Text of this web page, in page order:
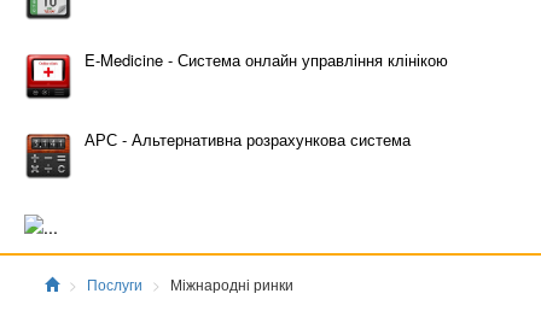
E-Medicine - Система онлайн управління клінікою
АРС - Альтернативна розрахункова система
ГлавнаяПослуги Міжнародні ринки